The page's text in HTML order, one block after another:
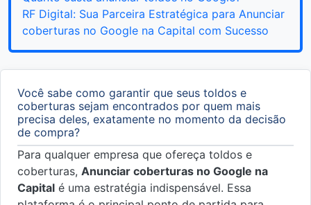
RF Digital: Sua Parceira Estratégica para Anunciar
coberturas no Google na Capital com Sucesso
Você sabe como garantir que seus toldos e
coberturas sejam encontrados por quem mais
precisa deles, exatamente no momento da decisão
de compra?
Para qualquer empresa que ofereça toldos e
coberturas, Anunciar coberturas no Google na
Capital é uma estratégia indispensável. Essa